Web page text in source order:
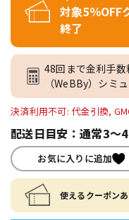
対象5％OFF
終了
48回まで金利手
（WeBBy）シミ
決済利用不可: 代金引換,
配送日目安：通常3～
お気に入りに追加
使えるクーポン